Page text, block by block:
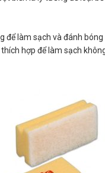
làm sạch và đánh
hợp để làm sạch